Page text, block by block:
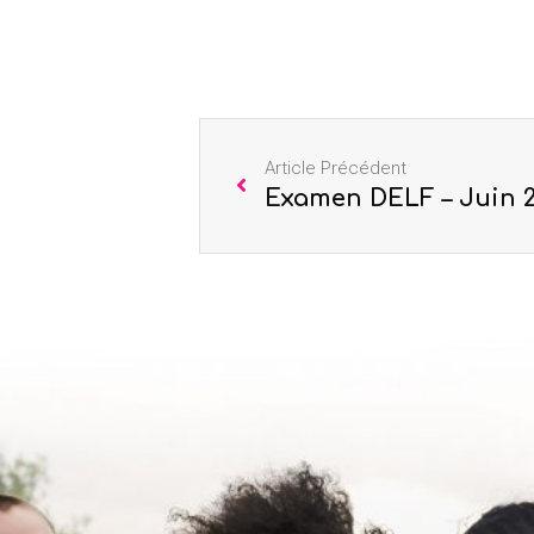
Article Précédent
Examen DELF – Juin